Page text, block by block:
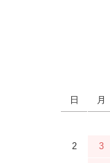
日 月
2 3